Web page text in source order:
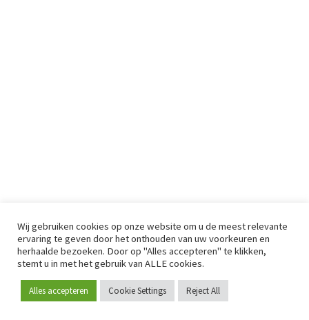
Word lid
Wij gebruiken cookies op onze website om u de meest relevante
ervaring te geven door het onthouden van uw voorkeuren en
herhaalde bezoeken. Door op "Alles accepteren" te klikken,
stemt u in met het gebruik van ALLE cookies.
Alles accepteren Cookie Settings Reject All